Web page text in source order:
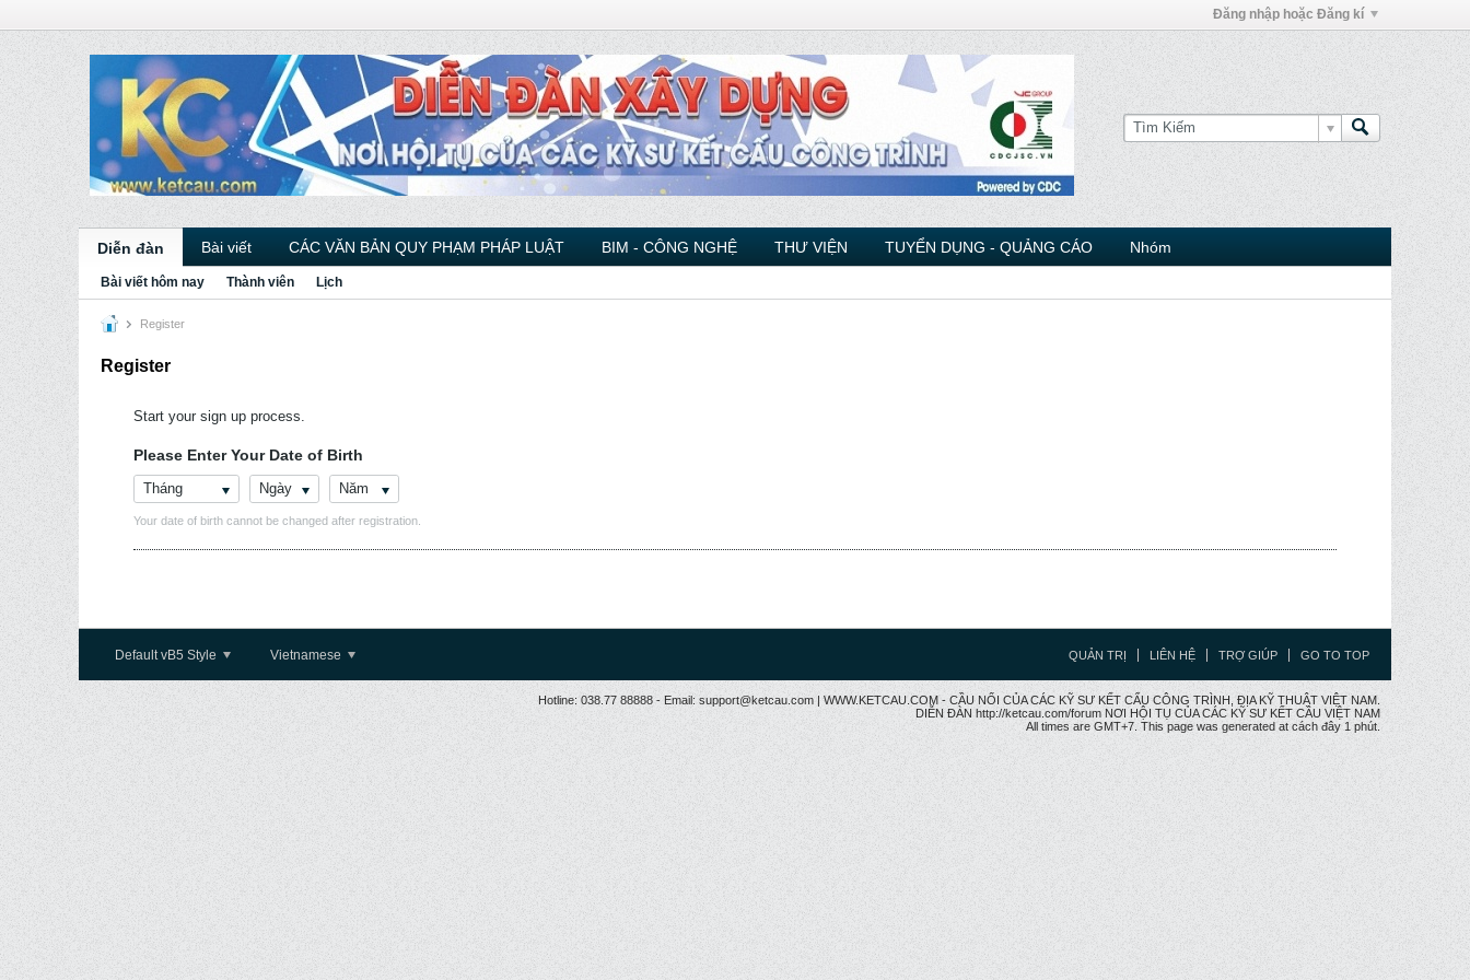
Đăng nhập hoặc Đăng kí
Diễn đàn Bài viết CÁC VĂN BẢN QUY PHẠM PHÁP LUẬT BIM - CÔNG NGHỆ THƯ VIỆN TUYỂN DỤNG - QUẢNG CÁO Nhóm
Bài viết hôm nay Thành viên Lịch
Register
Register
Start your sign up process.
Please Enter Your Date of Birth
Tháng Ngày Năm
Your date of birth cannot be changed after registration.
Default vB5 Style Vietnamese QUẢN TRỊ LIÊN HỆ TRỢ GIÚP GO TO TOP
Hotline: 038.77 88888 - Email: support@ketcau.com | WWW.KETCAU.COM - CẦU NỐI CỦA CÁC KỸ SƯ KẾT CẤU CÔNG TRÌNH, ĐỊA KỸ THUẬT VIỆT NAM.
DIỄN ĐÀN http://ketcau.com/forum NƠI HỘI TỤ CỦA CÁC KỸ SƯ KẾT CÂU VIỆT NAM
All times are GMT+7. This page was generated at cách đây 1 phút.